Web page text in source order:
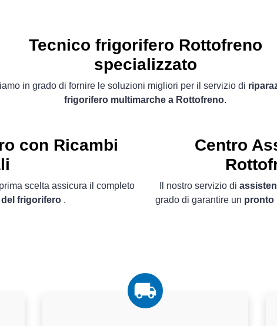
Tecnico frigorifero Rottofreno
specializzato
in grado di fornire le soluzioni migliori per il servizio di
frigorifero multimarche a Rottofreno.
con Ricambi
scelta assicura il completo
del frigorifero .
Centro
Il nostro servizio di
grado di garantire un pronto